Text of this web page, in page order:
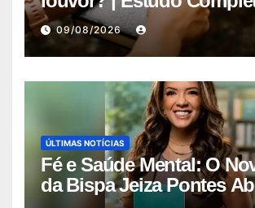
09/08/2026
ÚLTIMAS NOTÍCIAS
Fé e Saúde Mental: O
da Bispa Jeiza Pontes